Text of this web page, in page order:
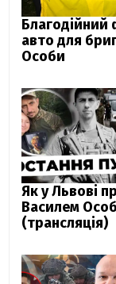
авто для
Особи
Як у Львові
Василем
(трансляція)